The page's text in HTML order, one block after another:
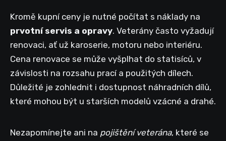
Kromě kupní ceny je nutné počítat s náklady na
prvotní servis a opravy. Veterány často vyžadují
renovaci, ať už karoserie, motoru nebo interiéru.
Cena renovace se může vyšplhat do statisíců, v
závislosti na rozsahu prací a použitých dílech.
Důležité je zohlednit i dostupnost náhradních dílů,
které mohou být u starších modelů vzácné a drahé.
Nezapomínejte ani na pojištění veterána, které se